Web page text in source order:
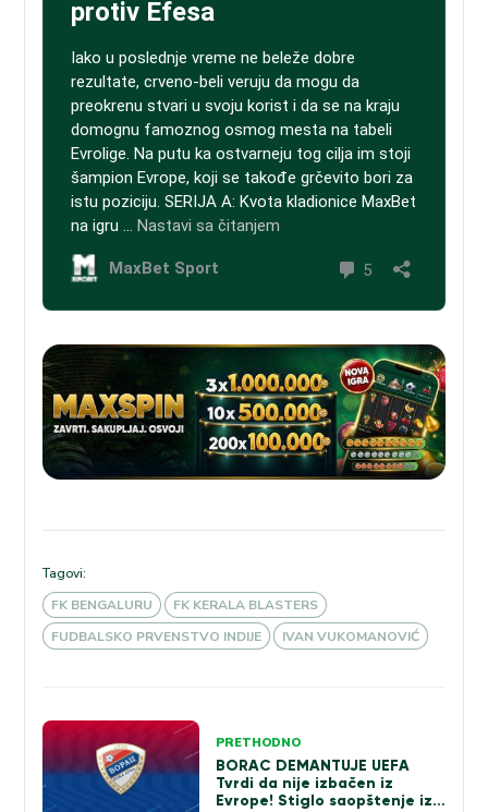
Tagovi:
FK BENGALURU
FK KERALA BLASTERS
FUDBALSKO PRVENSTVO INDIJE
IVAN VUKOMANOVIĆ
Kretanje
članka
PRETHODNO
BORAC DEMANTUJE UEFA
Tvrdi da nije izbačen iz
Evrope! Stiglo saopštenje iz